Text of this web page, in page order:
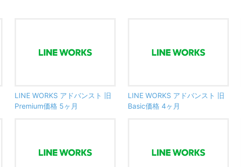
LINE WORKS アドバンスト 旧
Premium価格 5ヶ月
LINE WORKS アドバンスト 旧
Basic価格 4ヶ月